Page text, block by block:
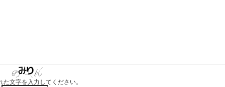
た文字を入力してください。